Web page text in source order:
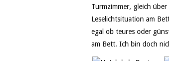
Turmzimmer, gleich
Leselichtsituation am
egal ob teures oder
am Bett. Ich bin doch